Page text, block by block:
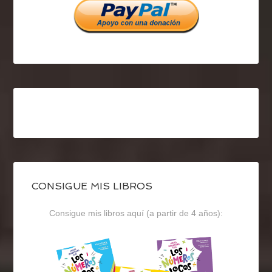
CONSIGUE MIS LIBROS
Consigue mis libros aquí (a partir de 4 años):